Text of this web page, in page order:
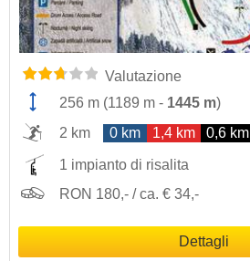
Valutazione
256 m (1189 m - 1445 m)
2 km
0 km 1,4 km 0,6 km
1 impianto di risalita
RON 180,- / ca. € 34,-
Dettagli